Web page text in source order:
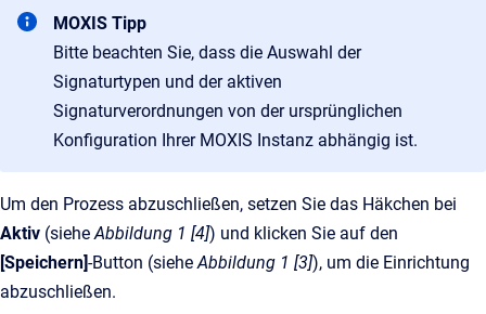
MOXIS Tipp
Bitte beachten Sie, dass die Auswahl der
Signaturtypen und der aktiven
Signaturverordnungen von der ursprünglichen
Konfiguration Ihrer MOXIS Instanz abhängig ist.
Um den Prozess abzuschließen, setzen Sie das Häkchen bei
Aktiv (sieheAbbildung 1 [4]) und klicken Sie auf den
[Speichern]-Button (sieheAbbildung 1 [3]), um die Einrichtung
abzuschließen.